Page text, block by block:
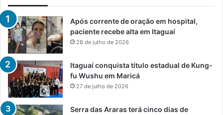
Após corrente de oração em hospital,
paciente recebe alta em Itaguaí
28 de julho de 2026
Itaguaí conquista título estadual de Kung-
fu Wushu em Maricá
27 de julho de 2026
Serra das Araras terá cinco dias de